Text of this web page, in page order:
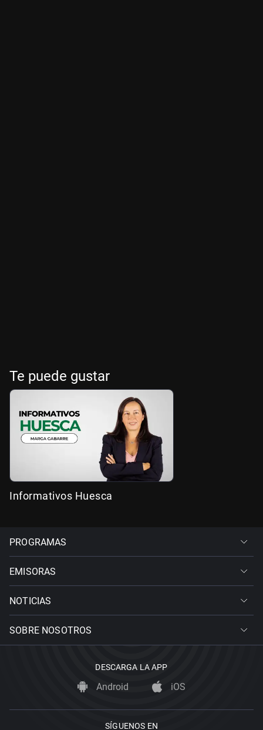
Te puede gustar
Informativos Huesca
PROGRAMAS
EMISORAS
NOTICIAS
SOBRE NOSOTROS
DESCARGA LA APP
Android iOS
SÍGUENOS EN